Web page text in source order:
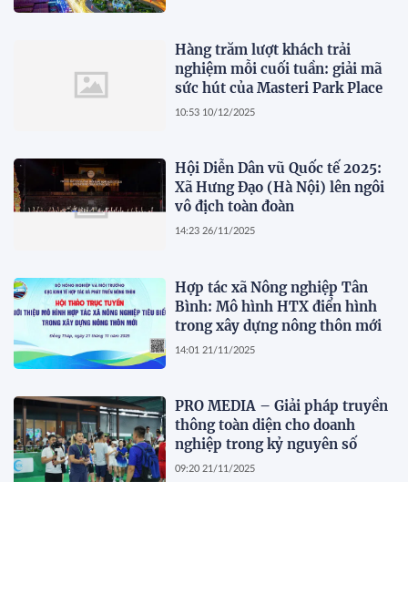
Hàng trăm lượt khách trải
nghiệm mỗi cuối tuần: giải mã
sức hút của Masteri Park Place
10:53 10/12/2025
Hội Diễn Dân vũ Quốc tế 2025:
Xã Hưng Đạo (Hà Nội) lên ngôi
vô địch toàn đoàn
14:23 26/11/2025
Hợp tác xã Nông nghiệp Tân
Bình: Mô hình HTX điển hình
trong xây dựng nông thôn mới
14:01 21/11/2025
PRO MEDIA – Giải pháp truyền
thông toàn diện cho doanh
nghiệp trong kỷ nguyên số
09:20 21/11/2025